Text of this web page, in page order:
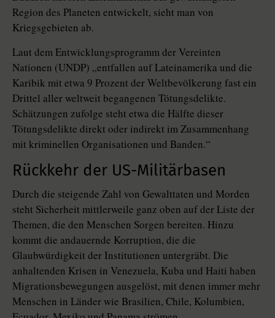
Region des Planeten entwickelt, sieht man von
Kriegsgebieten ab.
Laut dem Entwicklungsprogramm der Vereinten
Nationen (UNDP) „entfallen auf Lateinamerika und die
Karibik mit etwa 9 Prozent der Weltbevölkerung fast ein
Drittel aller weltweit begangenen Tötungsdelikte.
Schätzungen zufolge steht etwa die Hälfte dieser
Tötungsdelikte direkt oder indirekt im Zusammenhang
mit kriminellen Organisationen und Banden.“
Rückkehr der US-Militärbasen
Durch die steigende Zahl von Gewalttaten und Morden
steht Sicherheit mittlerweile ganz oben auf der Liste der
Themen, die den Menschen Sorgen bereiten. Hinzu
kommt die andauernde Korruption, die die
Glaubwürdigkeit der Institutionen untergräbt. Die
anhaltenden Krisen in Venezuela, Kuba und Haiti haben
Migrationsbewegungen ausgelöst, mit denen immer mehr
Menschen in Länder wie Brasilien, Chile, Kolumbien,